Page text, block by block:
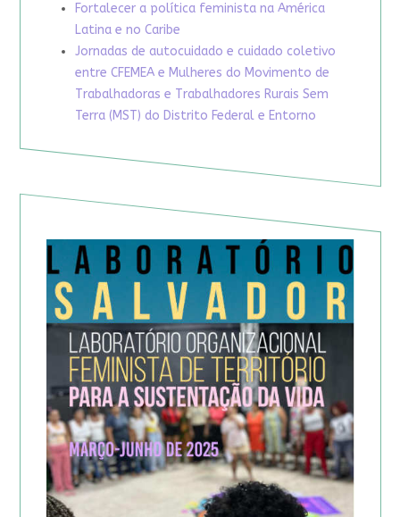
Fortalecer a política feminista na América
Latina e no Caribe
Jornadas de autocuidado e cuidado coletivo
entre CFEMEA e Mulheres do Movimento de
Trabalhadoras e Trabalhadores Rurais Sem
Terra (MST) do Distrito Federal e Entorno